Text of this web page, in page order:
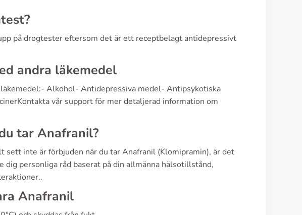
på drogtester eftersom det är ett receptbelagt antidepressivt
andra läkemedel
Alkohol- Antidepressiva medel- Antipsykotiska
vår support för mer detaljerad information om
tar Anafranil?
inte är förbjuden när du tar Anafranil (Klomipramin), är det
dig personliga råd baserat på din allmänna hälsotillstånd,
Anafranil